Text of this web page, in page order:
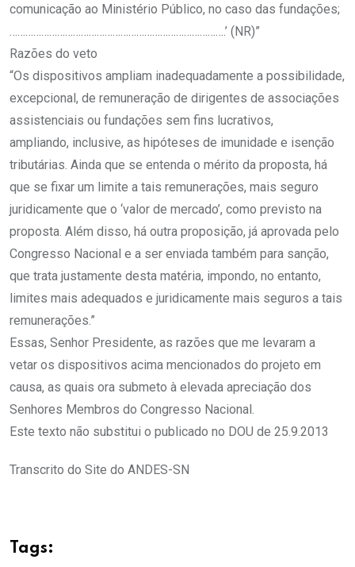
comunicação ao Ministério Público, no caso das fundações;
……………………………………………………………………….’ (NR)”
Razões do veto
“Os dispositivos ampliam inadequadamente a possibilidade,
excepcional, de remuneração de dirigentes de associações
assistenciais ou fundações sem fins lucrativos,
ampliando, inclusive, as hipóteses de imunidade e isenção
tributárias. Ainda que se entenda o mérito da proposta, há
que se fixar um limite a tais remunerações, mais seguro
juridicamente que o ‘valor de mercado’, como previsto na
proposta. Além disso, há outra proposição, já aprovada pelo
Congresso Nacional e a ser enviada também para sanção,
que trata justamente desta matéria, impondo, no entanto,
limites mais adequados e juridicamente mais seguros a tais
remunerações.”
Essas, Senhor Presidente, as razões que me levaram a
vetar os dispositivos acima mencionados do projeto em
causa, as quais ora submeto à elevada apreciação dos
Senhores Membros do Congresso Nacional.
Este texto não substitui o publicado no DOU de 25.9.2013
Transcrito do Site do ANDES-SN
Tags: